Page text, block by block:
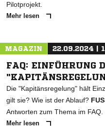
Pilotprojekt.
Mehr lesen
MAGAZIN 22.09.2024 |
FAQ: EINFÜHRUNG
Die "Kapitänsregelung" hält
gilt sie? Wie ist der Ablauf?
Antworten zum Thema im FAQ.
Mehr lesen